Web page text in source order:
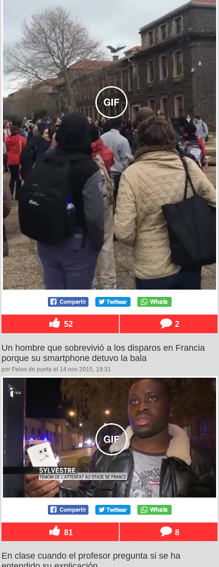
52 2
Un hombre que sobrevivió a los disparos en Francia
porque su smartphone detuvo la bala
por Pelos de punta el 14 nov 2015, 19:31
81 8
En clase cuando el profesor pregunta si se ha